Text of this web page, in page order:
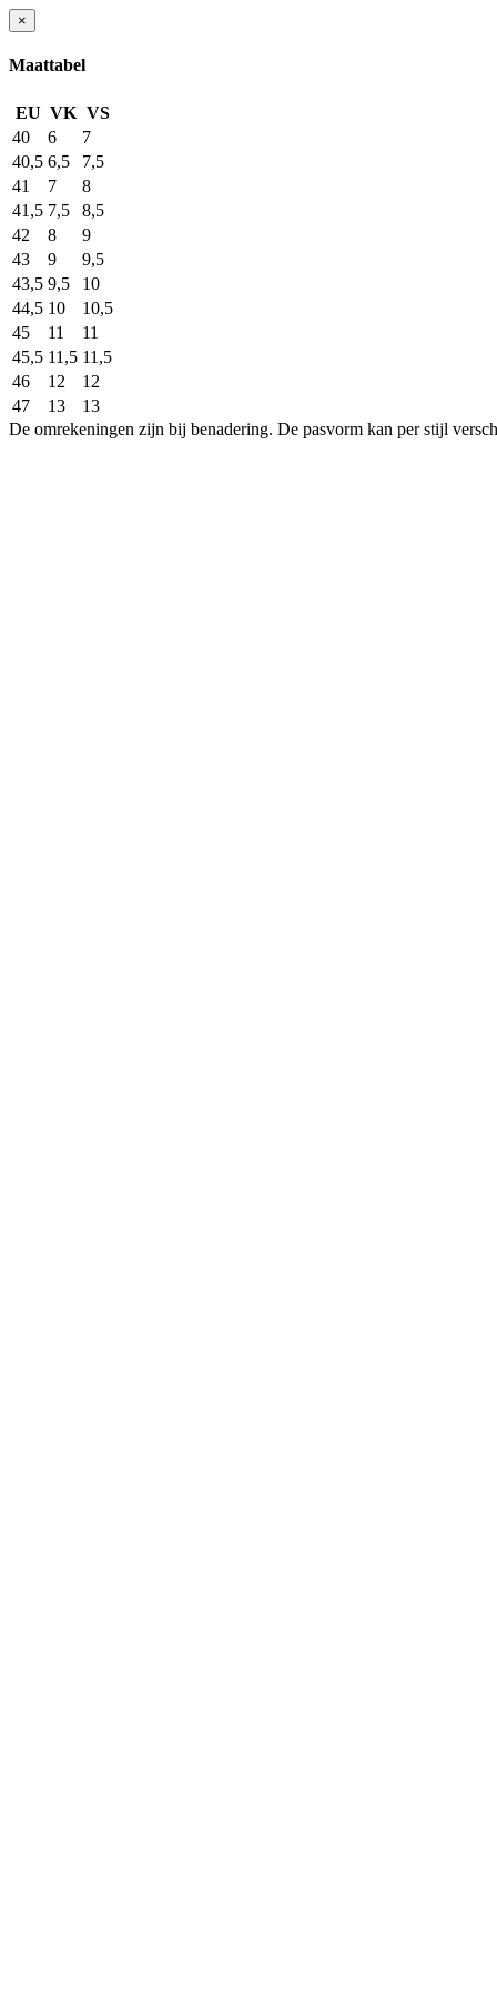
×
Maattabel
EU VK VS
40
6
7
40,5 6,5
7,5
41
7
8
41,5 7,5
8,5
42
8
9
43
9
9,5
43,5 9,5
10
44,5 10
10,5
45
11
11
45,5 11,5 11,5
46
12
12
47
13
13
De omrekeningen zijn bij benadering. De pasvorm kan per stijl